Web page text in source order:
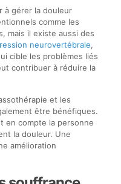
à gérer la douleur
comme les
mais il existe aussi des
neurovertébrale,
cible les problèmes liés
contribuer à réduire la
et les
être bénéfiques.
en compte la personne
la douleur. Une
amélioration